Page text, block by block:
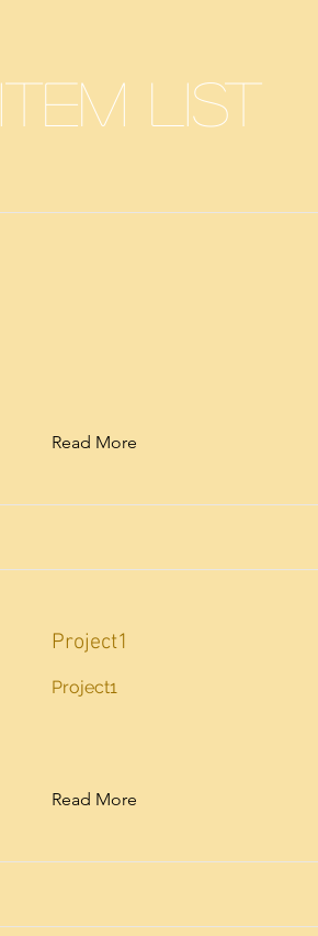
Item List
Read More
Project1
Project1
Read More